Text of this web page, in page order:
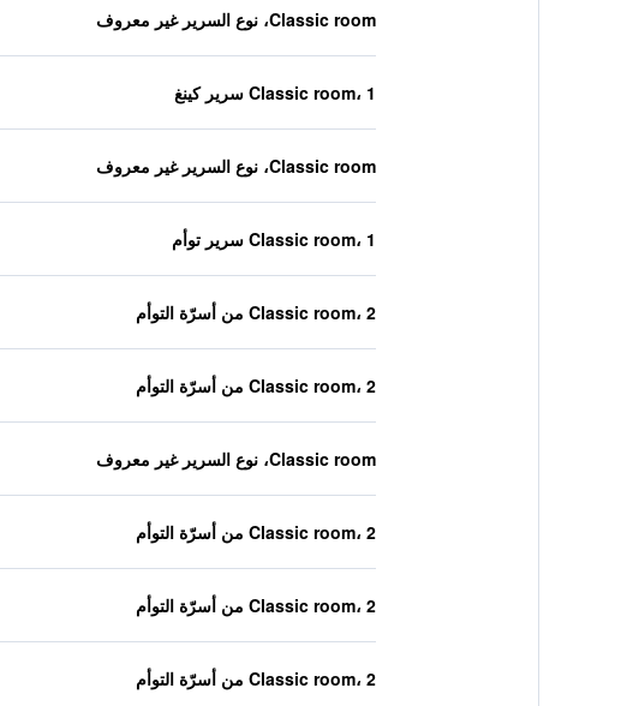
Classic room، نوع السرير غير معروف
Classic room، 1 سرير كينغ
Classic room، نوع السرير غير معروف
Classic room، 1 سرير توأم
Classic room، 2 من أسرّة التوأم
Classic room، 2 من أسرّة التوأم
Classic room، نوع السرير غير معروف
Classic room، 2 من أسرّة التوأم
Classic room، 2 من أسرّة التوأم
Classic room، 2 من أسرّة التوأم